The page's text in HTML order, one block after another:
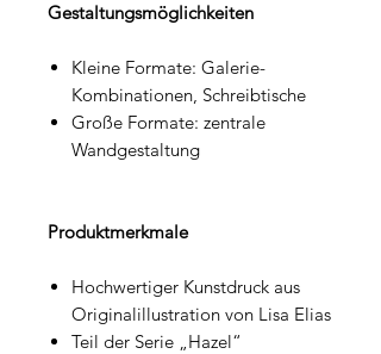
Gestaltungsmöglichkeiten
Kleine Formate: Galerie-
Kombinationen, Schreibtische
Große Formate: zentrale
Wandgestaltung
Produktmerkmale
Hochwertiger Kunstdruck aus
Originalillustration von Lisa Elias
Teil der Serie „Hazel“